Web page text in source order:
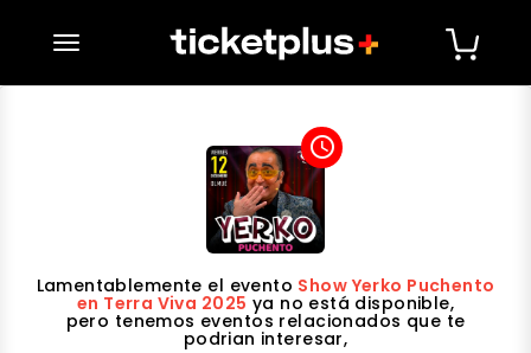
desplegar navegación
access_time
Lamentablemente el evento Show Yerko Puchento
en Terra Viva 2025 ya no está disponible,
pero tenemos eventos relacionados que te
podrian interesar,